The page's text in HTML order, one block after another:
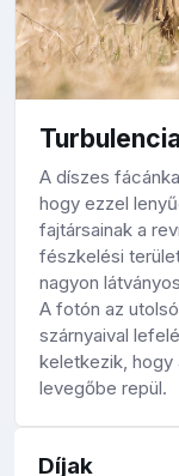
A díszes
hogy ezzel
fajtársainak a
fészkelési
nagyon
A fotón az
szárnyaival
keletkezik, hogy
levegőbe repül.
Díjak